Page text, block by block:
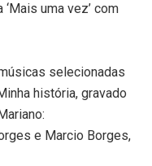
uma vez’ com
selecionadas
história, gravado
e Marcio Borges,